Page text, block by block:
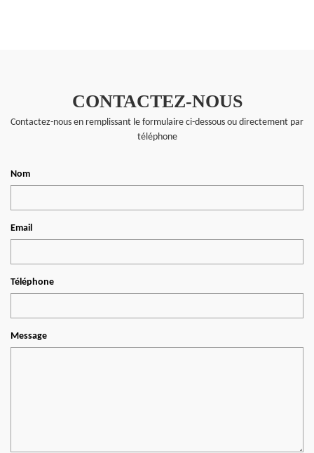
CONTACTEZ-NOUS
Contactez-nous en remplissant le formulaire ci-dessous ou directement par
téléphone
Nom
Email
Téléphone
Message